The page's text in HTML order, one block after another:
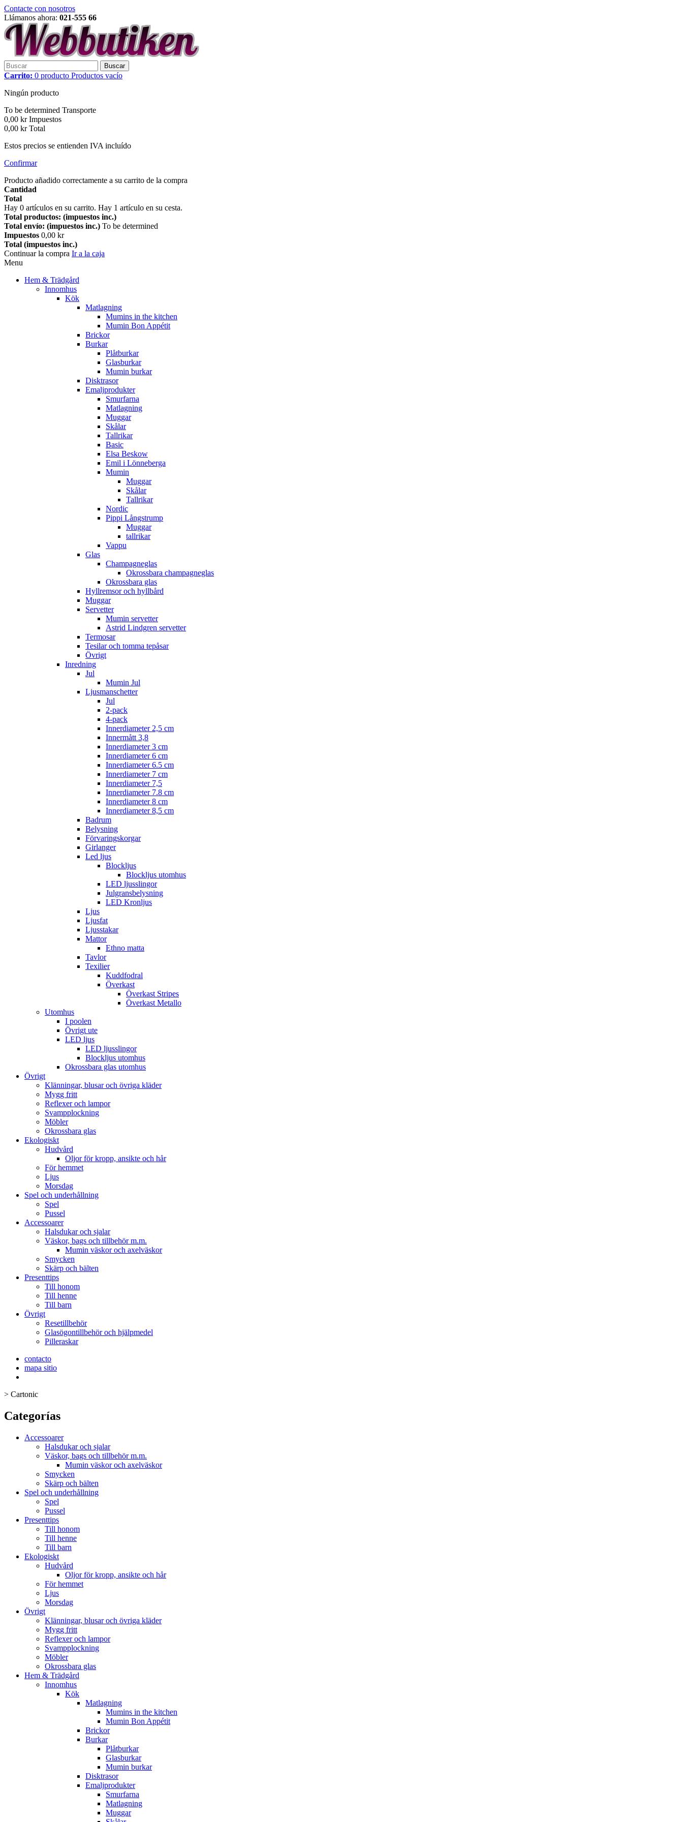
Contacte con nosotros
Llámanos ahora: 021-555 66
Buscar
Carrito: 0 producto Productos vacío
Ningún producto
To be determined Transporte
0,00 kr Impuestos
0,00 kr Total
Estos precios se entienden IVA incluído
Confirmar
Producto añadido correctamente a su carrito de la compra
Cantidad
Total
Hay 0 artículos en su carrito. Hay 1 artículo en su cesta.
Total productos: (impuestos inc.)
Total envío: (impuestos inc.) To be determined
Impuestos 0,00 kr
Total (impuestos inc.)
Continuar la compra Ir a la caja
Menu
Hem & Trädgård
Innomhus
Kök
Matlagning
Mumins in the kitchen
Mumin Bon Appétit
Brickor
Burkar
Plåtburkar
Glasburkar
Mumin burkar
Disktrasor
Emaljprodukter
Smurfarna
Matlagning
Muggar
Skålar
Tallrikar
Basic
Elsa Beskow
Emil i Lönneberga
Mumin
Muggar
Skålar
Tallrikar
Nordic
Pippi Långstrump
Muggar
tallrikar
Vappu
Glas
Champagneglas
Okrossbara champagneglas
Okrossbara glas
Hyllremsor och hyllbård
Muggar
Servetter
Mumin servetter
Astrid Lindgren servetter
Termosar
Tesilar och tomma tepåsar
Övrigt
Inredning
Jul
Mumin Jul
Ljusmanschetter
Jul
2-pack
4-pack
Innerdiameter 2,5 cm
Innermått 3,8
Innerdiameter 3 cm
Innerdiameter 6 cm
Innerdiameter 6.5 cm
Innerdiameter 7 cm
Innerdiameter 7,5
Innerdiameter 7.8 cm
Innerdiameter 8 cm
Innerdiameter 8,5 cm
Badrum
Belysning
Förvaringskorgar
Girlanger
Led ljus
Blockljus
Blockljus utomhus
LED ljusslingor
Julgransbelysning
LED Kronljus
Ljus
Ljusfat
Ljusstakar
Mattor
Ethno matta
Tavlor
Texilier
Kuddfodral
Överkast
Överkast Stripes
Överkast Metallo
Utomhus
I poolen
Övrigt ute
LED ljus
LED ljusslingor
Blockljus utomhus
Okrossbara glas utomhus
Övrigt
Klänningar, blusar och övriga kläder
Mygg fritt
Reflexer och lampor
Svampplockning
Möbler
Okrossbara glas
Ekologiskt
Hudvård
Oljor för kropp, ansikte och hår
För hemmet
Ljus
Morsdag
Spel och underhållning
Spel
Pussel
Accessoarer
Halsdukar och sjalar
Väskor, bags och tillbehör m.m.
Mumin väskor och axelväskor
Smycken
Skärp och bälten
Presenttips
Till honom
Till henne
Till barn
Övrigt
Resetillbehör
Glasögontillbehör och hjälpmedel
Pilleraskar
contacto
mapa sitio
> Cartonic
Categorías
Accessoarer
Halsdukar och sjalar
Väskor, bags och tillbehör m.m.
Mumin väskor och axelväskor
Smycken
Skärp och bälten
Spel och underhållning
Spel
Pussel
Presenttips
Till honom
Till henne
Till barn
Ekologiskt
Hudvård
Oljor för kropp, ansikte och hår
För hemmet
Ljus
Morsdag
Övrigt
Klänningar, blusar och övriga kläder
Mygg fritt
Reflexer och lampor
Svampplockning
Möbler
Okrossbara glas
Hem & Trädgård
Innomhus
Kök
Matlagning
Mumins in the kitchen
Mumin Bon Appétit
Brickor
Burkar
Plåtburkar
Glasburkar
Mumin burkar
Disktrasor
Emaljprodukter
Smurfarna
Matlagning
Muggar